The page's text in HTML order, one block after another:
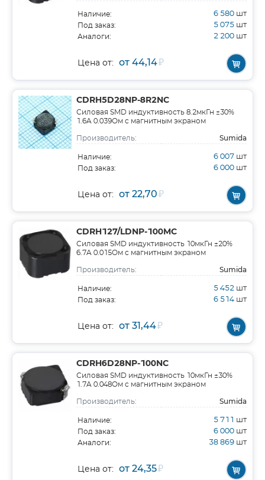
Наличие: 6 580 шт
Под заказ: 5 075 шт
Аналоги: 2 200 шт
Цена от: от 44,14₽
CDRH5D28NP-8R2NC
Силовая SMD индуктивность 8.2мкГн ±30%
1.6A 0.039Ом c магнитным экраном
Производитель: Sumida
Наличие: 6 007 шт
Под заказ: 6 000 шт
Цена от: от 22,70₽
CDRH127/LDNP-100MC
Силовая SMD индуктивность 10мкГн ±20%
6.7A 0.015Ом c магнитным экраном
Производитель: Sumida
Наличие: 5 452 шт
Под заказ: 6 514 шт
Цена от: от 31,44₽
CDRH6D28NP-100NC
Силовая SMD индуктивность 10мкГн ±30%
1.7A 0.048Ом c магнитным экраном
Производитель: Sumida
Наличие: 5 711 шт
Под заказ: 6 000 шт
Аналоги: 38 869 шт
Цена от: от 24,35₽